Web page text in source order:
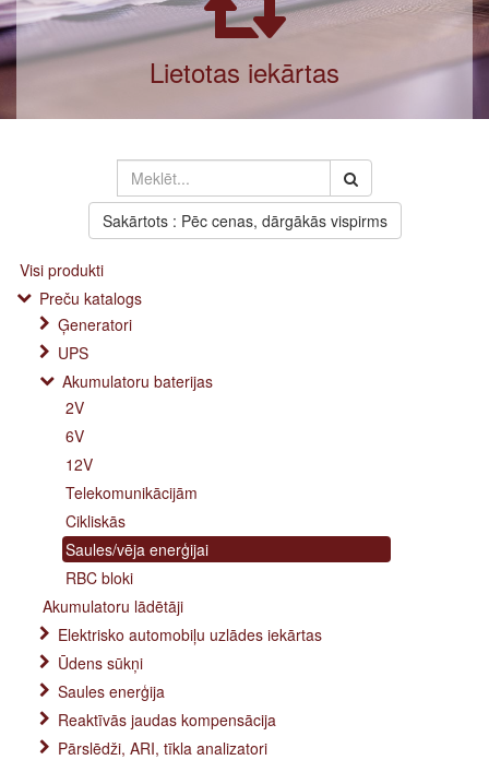
Lietotas iekārtas
Sakārtots : Pēc cenas, dārgākās vispirms
Visi produkti
Preču katalogs
Ģeneratori
UPS
Akumulatoru baterijas
2V
6V
12V
Telekomunikācijām
Cikliskās
Saules/vēja enerģijai
RBC bloki
Akumulatoru lādētāji
Elektrisko automobiļu uzlādes iekārtas
Ūdens sūkņi
Saules enerģija
Reaktīvās jaudas kompensācija
Pārslēdži, ARI, tīkla analizatori